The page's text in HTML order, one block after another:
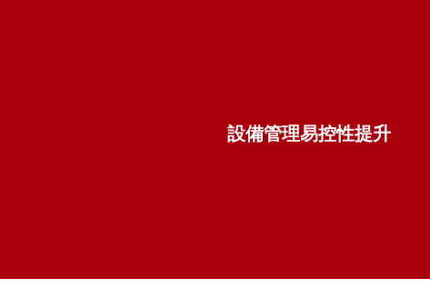
設備管理易控性提升